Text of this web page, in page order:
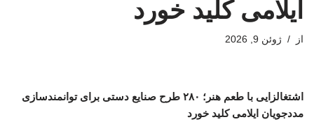
ایلامی کلید خورد
از ژوئن 9, 2026
اشتغالزایی با طعم هنر؛ ۲۸۰ طرح صنایع دستی برای توانمندسازی
مددجویان ایلامی کلید خورد